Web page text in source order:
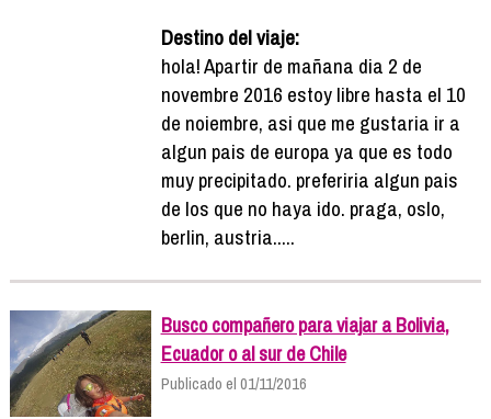
Destino del viaje:
hola! Apartir de mañana dia 2 de
novembre 2016 estoy libre hasta el 10
de noiembre, asi que me gustaria ir a
algun pais de europa ya que es todo
muy precipitado. preferiria algun pais
de los que no haya ido. praga, oslo,
berlin, austria.....
Busco compañero para viajar a Bolivia,
Ecuador o al sur de Chile
Publicado el 01/11/2016